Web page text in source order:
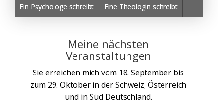
Ein Psychologe schreibt Eine Theologin schreibt
Meine nächsten
Veranstaltungen
Sie erreichen mich vom 18. September bis
zum 29. Oktober in der Schweiz, Österreich
und in Süd Deutschland.